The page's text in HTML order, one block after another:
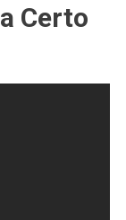
Certo